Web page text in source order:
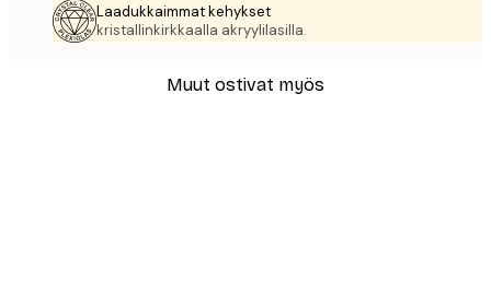
Laadukkaimmat kehykset
kristallinkirkkaalla akryylilasilla.
Muut ostivat myös